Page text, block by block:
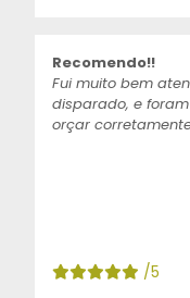
Recomendo!!
Fui muito bem
disparado, e
orçar
/5